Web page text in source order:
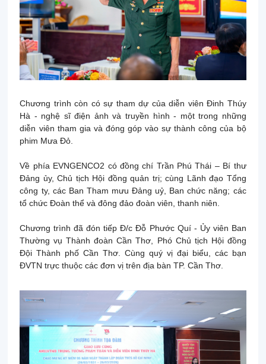
Chương trình còn có sự tham dự của diễn viên Đinh Thúy
Hà - nghệ sĩ điện ảnh và truyền hình - một trong những
diễn viên tham gia và đóng góp vào sự thành công của bộ
phim Mưa Đỏ.
Về phía EVNGENCO2 có đồng chí Trần Phú Thái – Bí thư
Đảng ủy, Chủ tịch Hội đồng quản trị; cùng Lãnh đạo Tổng
công ty, các Ban Tham mưu Đảng uỷ, Ban chức năng; các
tổ chức Đoàn thể và đông đảo đoàn viên, thanh niên.
Chương trình đã đón tiếp Đ/c Đỗ Phước Quí - Ủy viên Ban
Thường vụ Thành đoàn Cần Thơ, Phó Chủ tịch Hội đồng
Đội Thành phố Cần Thơ. Cùng quý vị đại biểu, các bạn
ĐVTN trực thuộc các đơn vị trên địa bàn TP. Cần Thơ.